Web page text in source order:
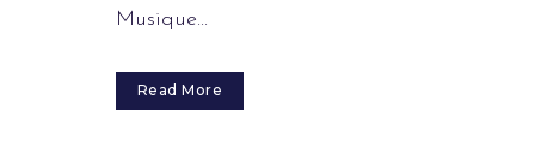
Musique...
Read More